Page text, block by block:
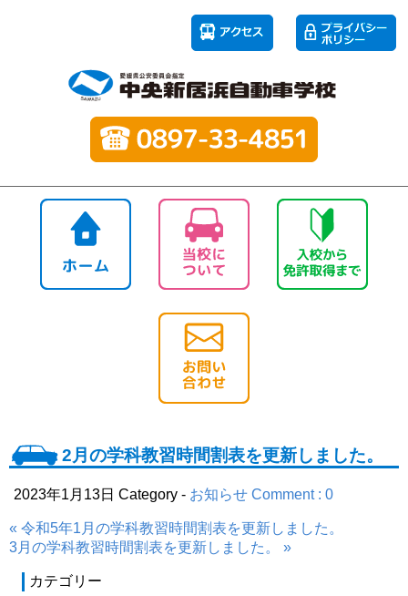
2月の学科教習時間割表を更新しました。
2023年1月13日 Category - お知らせ Comment : 0
« 令和5年1月の学科教習時間割表を更新しました。
3月の学科教習時間割表を更新しました。 »
カテゴリー